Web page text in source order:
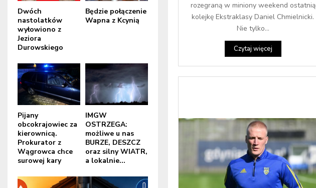
rozegraną w miniony weekend ostatnią
kolejkę Ekstraklasy Daniel Chmielnicki.
Nie tylko...
Czytaj więcej
Dwóch
nastolatków
wyłowiono z
Jeziora
Durowskiego
Będzie połączenie
Wapna z Kcynią
Pijany
obcokrajowiec za
kierownicą.
Prokurator z
Wągrowca chce
surowej kary
IMGW
OSTRZEGA:
możliwe u nas
BURZE, DESZCZ
oraz silny WIATR,
a lokalnie...